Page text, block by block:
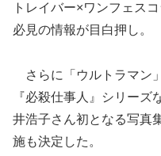
トレイバー×ワンフェス
必見の情報が目白押し。
さらに「ウルトラマン
『必殺仕事人』シリー
井浩子さん初となる写真
施も決定した。